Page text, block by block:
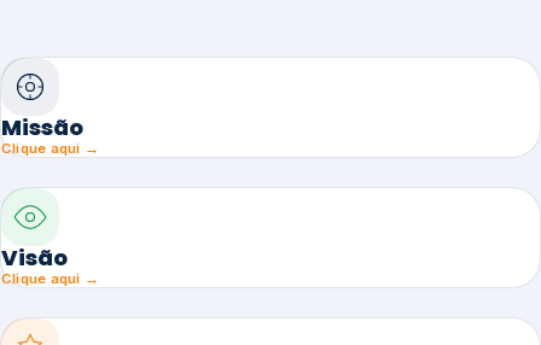
Missão
Clique aqui →
Visão
Clique aqui →